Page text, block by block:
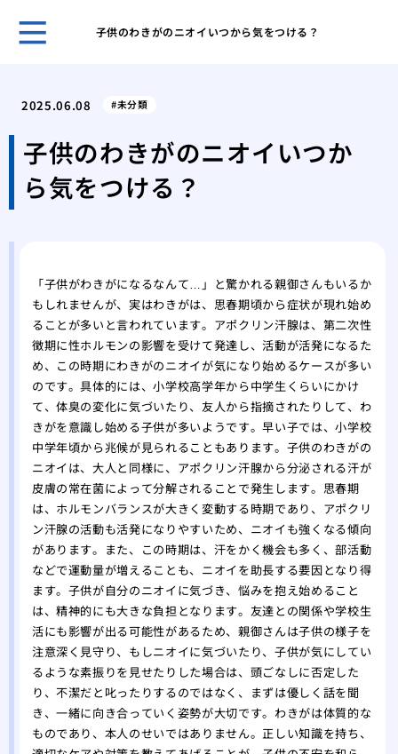
子供のわきがのニオイいつから気をつける？
て
こ
診
私
家
2025.06.08 未分類
子供のわきがのニオイいつか
ら気をつける？
「子供がわきがになるなんて…」と驚かれる親御さんもいるか
もしれませんが、実はわきがは、思春期頃から症状が現れ始め
ることが多いと言われています。アポクリン汗腺は、第二次性
徴期に性ホルモンの影響を受けて発達し、活動が活発になるた
め、この時期にわきがのニオイが気になり始めるケースが多い
のです。具体的には、小学校高学年から中学生くらいにかけ
て、体臭の変化に気づいたり、友人から指摘されたりして、わ
きがを意識し始める子供が多いようです。早い子では、小学校
中学年頃から兆候が見られることもあります。子供のわきがの
ニオイは、大人と同様に、アポクリン汗腺から分泌される汗が
皮膚の常在菌によって分解されることで発生します。思春期
は、ホルモンバランスが大きく変動する時期であり、アポクリ
ン汗腺の活動も活発になりやすいため、ニオイも強くなる傾向
があります。また、この時期は、汗をかく機会も多く、部活動
などで運動量が増えることも、ニオイを助長する要因となり得
ます。子供が自分のニオイに気づき、悩みを抱え始めること
は、精神的にも大きな負担となります。友達との関係や学校生
活にも影響が出る可能性があるため、親御さんは子供の様子を
注意深く見守り、もしニオイに気づいたり、子供が気にしてい
るような素振りを見せたりした場合は、頭ごなしに否定した
り、不潔だと叱ったりするのではなく、まずは優しく話を聞
き、一緒に向き合っていく姿勢が大切です。わきがは体質的な
ものであり、本人のせいではありません。正しい知識を持ち、